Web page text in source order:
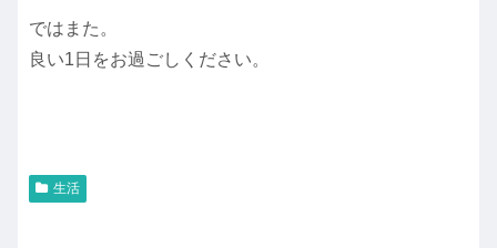
ではまた。
良い1日をお過ごしください。
生活